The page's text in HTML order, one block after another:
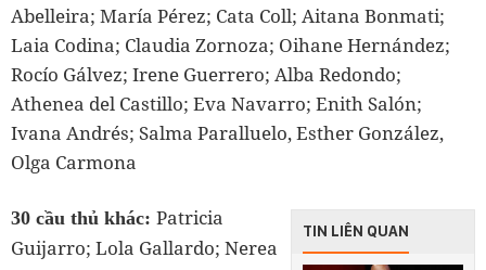
Abelleira; María Pérez; Cata Coll; Aitana Bonmati;
Laia Codina; Claudia Zornoza; Oihane Hernández;
Rocío Gálvez; Irene Guerrero; Alba Redondo;
Athenea del Castillo; Eva Navarro; Enith Salón;
Ivana Andrés; Salma Paralluelo, Esther González,
Olga Carmona
TIN LIÊN QUAN
30 cầu thủ khác: Patricia
Guijarro; Lola Gallardo; Nerea